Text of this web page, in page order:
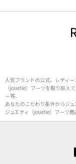
人気ブランドの公式、レディ
（jouetie）ブーツを取り揃え
ー等、
あなたのこだわり条件からジ
ジュエティ（jouetie）ブーツ商